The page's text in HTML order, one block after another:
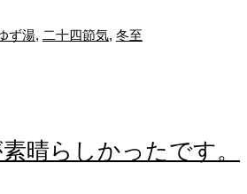
ず湯, 二十四節気, 冬至
晴らしかったです。